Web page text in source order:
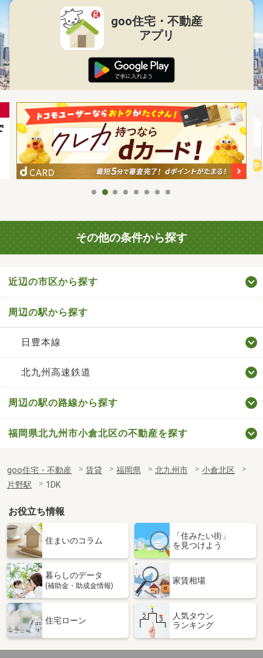
goo住宅・不動産
アプリ
その他の条件から探す
近辺の市区から探す
周辺の駅から探す
日豊本線
北九州高速鉄道
周辺の駅の路線から探す
福岡県北九州市小倉北区の不動産を探す
goo住宅・不動産 賃貸 福岡県 北九州市
小倉北区
片野駅
1DK
お役立ち情報
住まいのコラム
「住みたい街」
を見つけよう
暮らしのデータ
(補助金・助成金情報)
家賃相場
住宅ローン
人気タウン
ランキング